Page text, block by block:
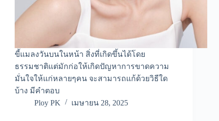
ขี้แมลงวันบนในหน้า สิ่งที่เกิดขึ้นได้โดย
ธรรมชาติแต่มักก่อให้เกิดปัญหาการขาดความ
มั่นใจให้แก่หลายๆคน จะสามารถแก้ด้วยวิธีใด
บ้าง มีคำตอบ
Ploy PK
เมษายน 28, 2025